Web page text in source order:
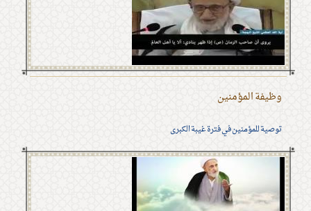
وظيفة المؤمنين
توصية للمؤمنين في فترة غيبة الكبرى